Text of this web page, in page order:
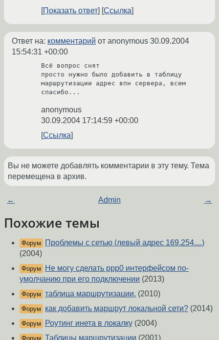
Показать ответ
Ссылка
Ответ на: комментарий от anonymous 30.09.2004
15:54:31 +00:00
Всё вопрос снят
просто нужно было добавить в таблицу
маршрутизации адрес впн сервера, всем
спасибо...
anonymous
30.09.2004 17:14:59 +00:00
Ссылка
Вы не можете добавлять комментарии в эту тему. Тема
перемещена в архив.
← Admin →
Похожие темы
Форум
Проблемы с сетью (левый адрес 169.254....)
(2004)
Форум
Не могу сделать ppp0 интерфейсом по-
умолчанию при его подключении (2013)
Форум таблица маршрутизации. (2010)
Форум как добавить маршрут локальной сети? (2014)
Форум Роутинг инета в локалку (2004)
Форум Таблицы маршрутизации (2001)